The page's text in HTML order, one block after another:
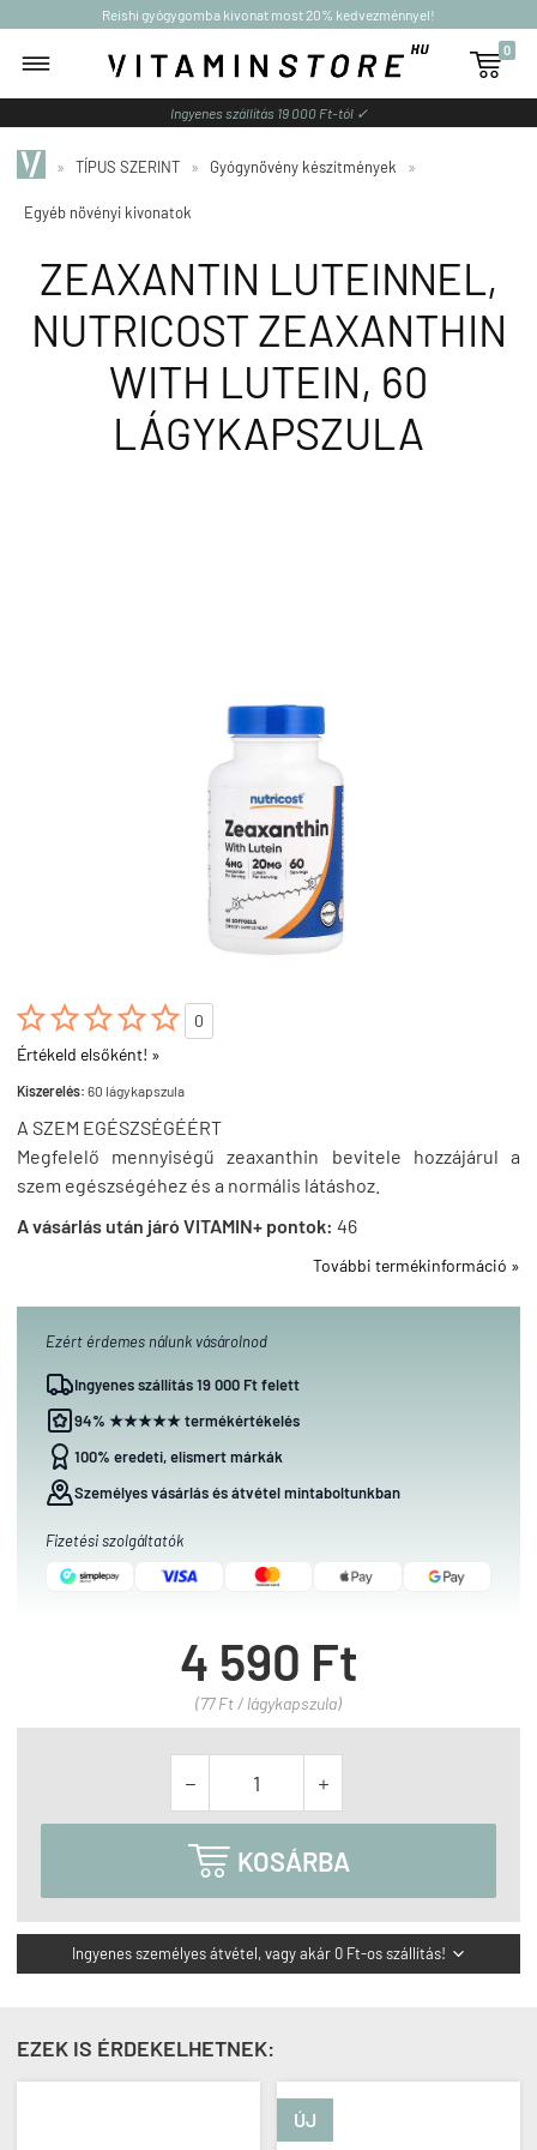
Reishi gyógygomba kivonat most 20% kedvezménnyel!

0
Ingyenes szállítás 19 000 Ft-tól ✓
» TÍPUS SZERINT » Gyógynövény készítmények »
Egyéb növényi kivonatok
ZEAXANTIN LUTEINNEL,
NUTRICOST ZEAXANTHIN
WITH LUTEIN, 60
LÁGYKAPSZULA

0
Értékeld elsőként! »
Kiszerelés: 60 lágykapszula
A SZEM EGÉSZSÉGÉÉRT
Megfelelő mennyiségű zeaxanthin bevitele hozzájárul a
szem egészségéhez és a normális látáshoz.
A vásárlás után járó VITAMIN+ pontok: 46
További termékinformáció »
Ezért érdemes nálunk vásárolnod
Ingyenes szállítás 19 000 Ft felett
94% ★★★★★ termékértékelés
100% eredeti, elismert márkák
Személyes vásárlás és átvétel mintaboltunkban
Fizetési szolgáltatók
4 590 Ft
(77 Ft / lágykapszula)
 
 KOSÁRBA
Ingyenes személyes átvétel, vagy akár 0 Ft-os szállítás! 
EZEK IS ÉRDEKELHETNEK:
ÚJ